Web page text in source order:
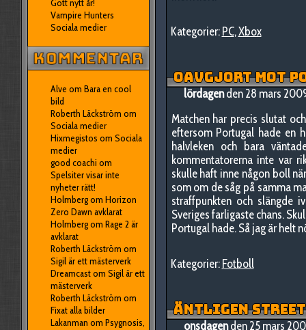
Gott nytt år!
Vampire Hunters
Sociala medier
Alve om Bara en cool
bild
Roberth Läckström om
Sociala medier
Hixmegistos om Sociala
medier
good coachi om
Spelsiter visar inte
nyheter rätt!
Holmbergom Horizon
Zero Dawn avklarat
Holmbergom Rage 2 är
avklarat
Roberth Läckström om
Sigil är ett mästerverk
Dreamcastom Sigil är ett
mästerverk
Roberth Läckström om
Fixat alla bilder
Lakanman om Psygnosis,
Kategorier:PC,Xbox
OAVGJORT MOT
lördagenden 28 mars
Matchen har precis slutat
eftersom Portugal hade en
halvleken och bara
kommentatorerna inte var
skulle haft inne någon boll
som om de såg på samma
straffpunkten och slängde
Sveriges farligaste chans.
Portugal hade. Så jag är helt
Kategorier:Fotboll
ÄNTLIGEN
onsdagenden 25 mars